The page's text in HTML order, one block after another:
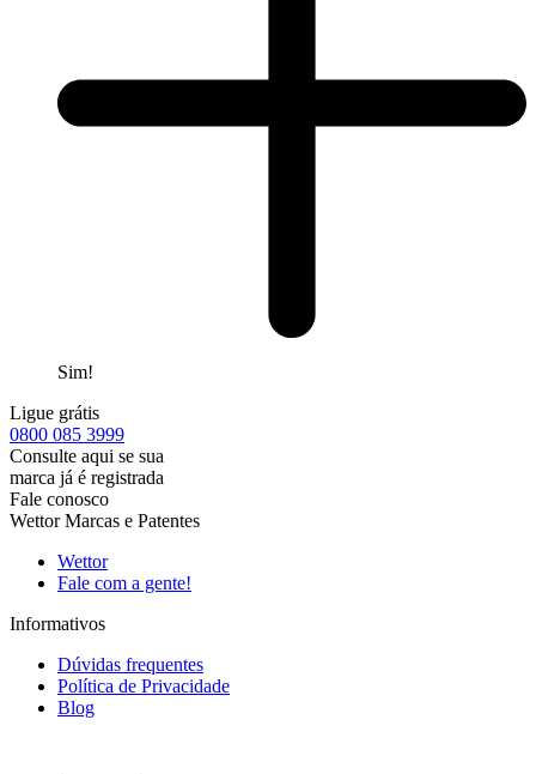
Sim!
Ligue grátis
0800 085 3999
Consulte aqui se sua
marca já é registrada
Fale conosco
Wettor Marcas e Patentes
Wettor
Fale com a gente!
Informativos
Dúvidas frequentes
Política de Privacidade
Blog